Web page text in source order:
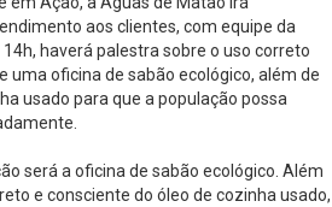
aos clientes, com equipe da
haverá palestra sobre o uso correto
uma oficina de sabão ecológico, além de
usado para que a população possa
será a oficina de sabão ecológico. Além
e consciente do óleo de cozinha usado,